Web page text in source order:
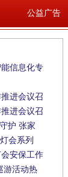
公益广告
信息化专
进会议召
进会议召
护 张家
会系列
安保工作
游活动热